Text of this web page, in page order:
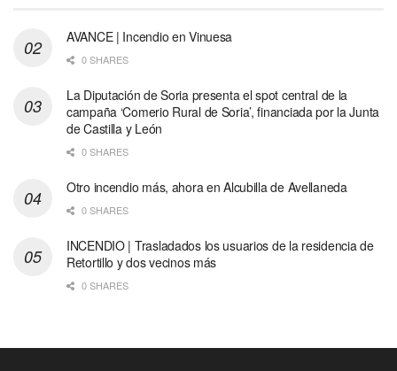
AVANCE | Incendio en Vinuesa
0 SHARES
La Diputación de Soria presenta el spot central de la
campaña ‘Comerio Rural de Soria’, financiada por la Junta
de Castilla y León
0 SHARES
Otro incendio más, ahora en Alcubilla de Avellaneda
0 SHARES
INCENDIO | Trasladados los usuarios de la residencia de
Retortillo y dos vecinos más
0 SHARES